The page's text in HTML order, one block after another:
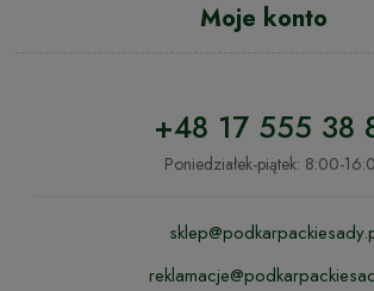
Moje konto
+48 17 555 38
Poniedziałek-piątek: 8:00-